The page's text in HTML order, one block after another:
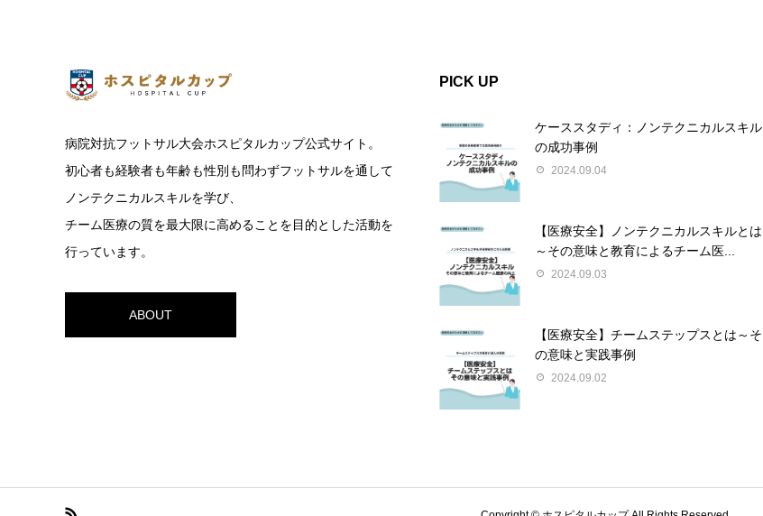
病院対抗フットサル大会ホスピタルカップ公式サイト。
初心者も経験者も年齢も性別も問わずフットサルを通して
ノンテクニカルスキルを学び、
チーム医療の質を最大限に高めることを目的とした活動を
行っています。
ABOUT
PICK UP
ケーススタディ：ノンテクニカルスキル
の成功事例
2024.09.04
【医療安全】ノンテクニカルスキルとは
～その意味と教育によるチーム医...
2024.09.03
【医療安全】チームステップスとは～そ
の意味と実践事例
2024.09.02